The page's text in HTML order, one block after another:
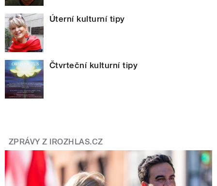
Úterní kulturní tipy
Čtvrteční kulturní tipy
ZPRÁVY Z IROZHLAS.CZ